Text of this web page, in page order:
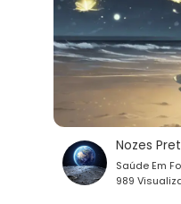
Saúde Em
989